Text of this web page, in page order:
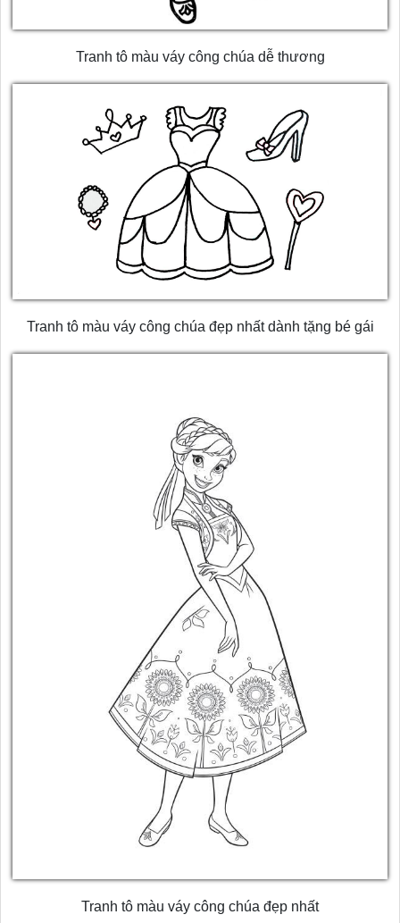
Tranh tô màu váy công chúa dễ thương
Tranh tô màu váy công chúa đẹp nhất dành tặng bé gái
Tranh tô màu váy công chúa đẹp nhất